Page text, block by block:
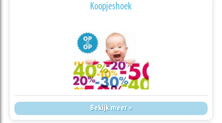
Koopjeshoek
Bekijk meer »